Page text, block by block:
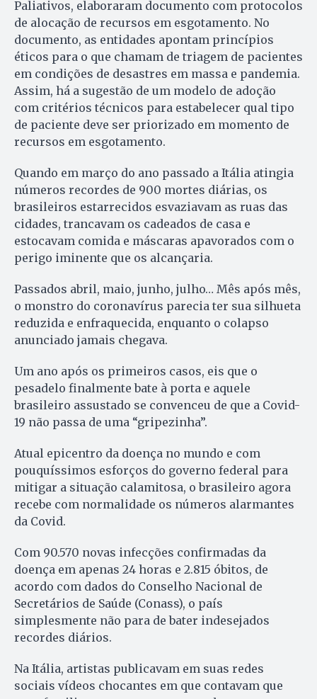
Paliativos, elaboraram documento com protocolos
de alocação de recursos em esgotamento. No
documento, as entidades apontam princípios
éticos para o que chamam de triagem de pacientes
em condições de desastres em massa e pandemia.
Assim, há a sugestão de um modelo de adoção
com critérios técnicos para estabelecer qual tipo
de paciente deve ser priorizado em momento de
recursos em esgotamento.
Quando em março do ano passado a Itália atingia
números recordes de 900 mortes diárias, os
brasileiros estarrecidos esvaziavam as ruas das
cidades, trancavam os cadeados de casa e
estocavam comida e máscaras apavorados com o
perigo iminente que os alcançaria.
Passados abril, maio, junho, julho… Mês após mês,
o monstro do coronavírus parecia ter sua silhueta
reduzida e enfraquecida, enquanto o colapso
anunciado jamais chegava.
Um ano após os primeiros casos, eis que o
pesadelo finalmente bate à porta e aquele
brasileiro assustado se convenceu de que a Covid-
19 não passa de uma “gripezinha”.
Atual epicentro da doença no mundo e com
pouquíssimos esforços do governo federal para
mitigar a situação calamitosa, o brasileiro agora
recebe com normalidade os números alarmantes
da Covid.
Com 90.570 novas infecções confirmadas da
doença em apenas 24 horas e 2.815 óbitos, de
acordo com dados do Conselho Nacional de
Secretários de Saúde (Conass), o país
simplesmente não para de bater indesejados
recordes diários.
Na Itália, artistas publicavam em suas redes
sociais vídeos chocantes em que contavam que